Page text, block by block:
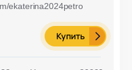
ekaterina2024petro
Купить